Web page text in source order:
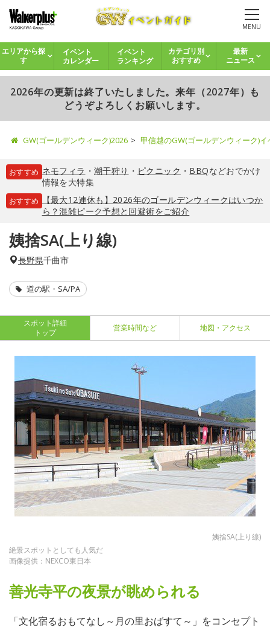
MENU
エリアから探
す
イベント
カレンダー
イベント
ランキング
カテゴリ別
おすすめ
最新
ニュース
2026年の更新は終了いたしました。来年（2027年）も
どうぞよろしくお願いします。
GW(ゴールデンウィーク)2026 甲信越のGW(ゴールデンウィーク)
おすすめ ネモフィラ ・ 潮干狩り ・ ピクニック ・ BBQなどおでかけ
情報を大特集
おすすめ
【最大12連休も】2026年のゴールデンウィークはいつか
ら？混雑ピーク予想と回避術をご紹介
姨捨SA(上り線)
長野県千曲市
道の駅・SA/PA
スポット詳細
トップ
営業時間など 地図・アクセス
姨捨SA(上り線)
絶景スポットとしても人気だ
画像提供：NEXCO東日本
善光寺平の夜景が眺められる
「文化宿るおもてなし～月の里おばすて～」をコンセプト